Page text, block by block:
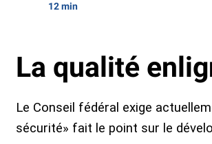
12 min
La qualité
Le Conseil fédéral exige
sécurité» fait le point sur le